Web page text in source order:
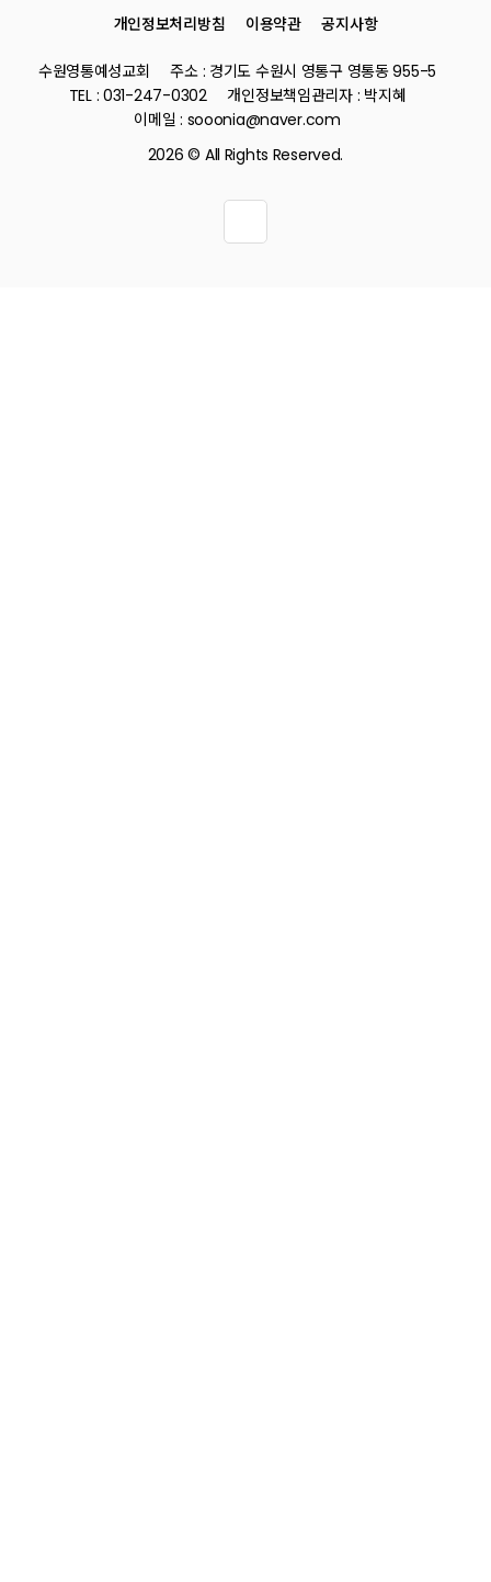
개인정보처리방침 이용약관 공지사항
수원영통예성교회
주소 : 경기도 수원시 영통구 영통동 955-5
TEL : 031-247-0302
개인정보책임관리자 : 박지혜
이메일 : sooonia@naver.com
2026 © All Rights Reserved.